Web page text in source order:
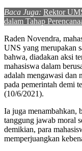
Baca Juga: Rektor
dalam Tahap
Raden Novendra,
UNS yang merupakan
bahwa, diadakan aksi
mahasiswa dalam
adalah mengawasi dan
pada pemerintah demi
(10/6/2021).
Ia juga menambahkan,
tanggung jawab moral
demikian, para
memperjuangkan